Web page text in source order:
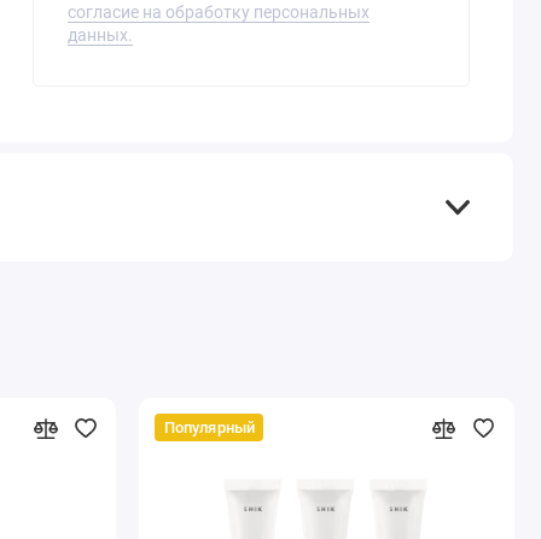
согласие на обработку персональных
данных.
Популярный